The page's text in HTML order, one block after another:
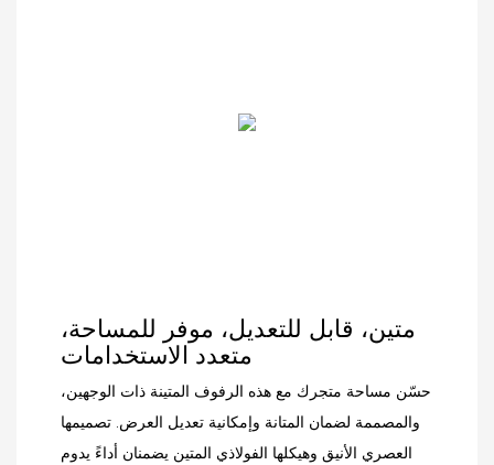
متين، قابل للتعديل، موفر للمساحة،
متعدد الاستخدامات
حسّن مساحة متجرك مع هذه الرفوف المتينة ذات الوجهين،
والمصممة لضمان المتانة وإمكانية تعديل العرض. تصميمها
العصري الأنيق وهيكلها الفولاذي المتين يضمنان أداءً يدوم